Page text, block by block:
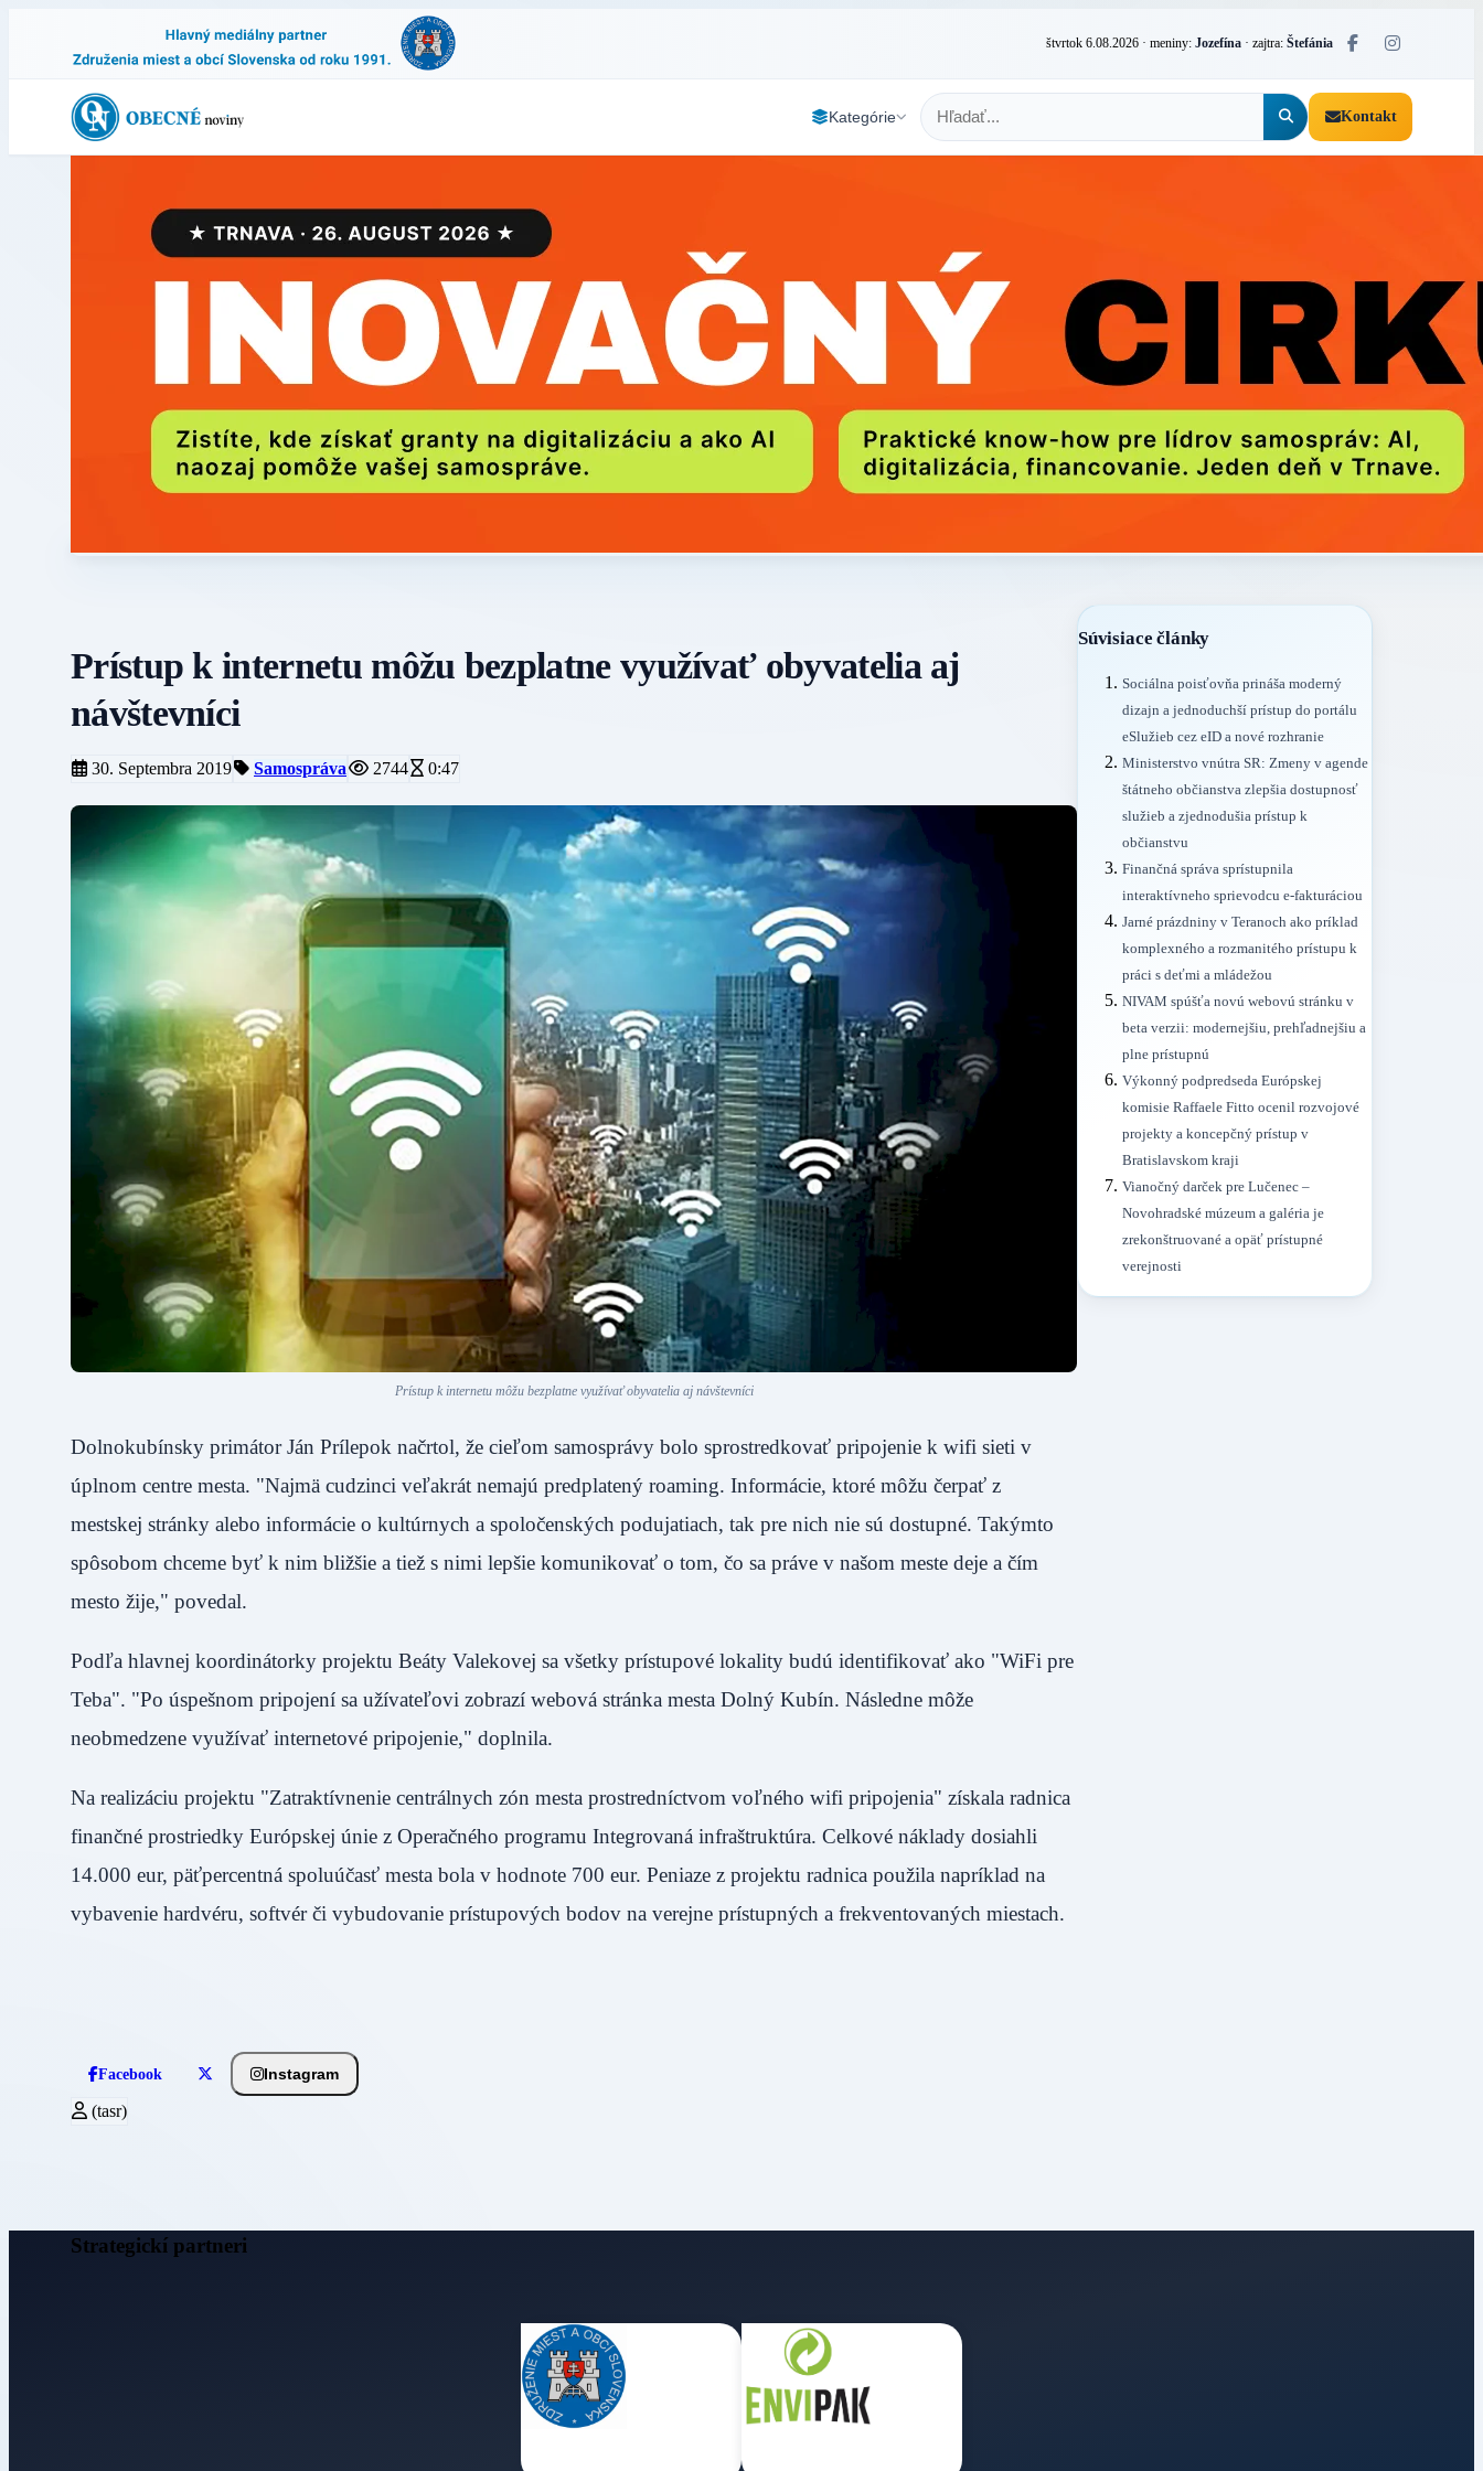
štvrtok 6.08.2026 · meniny: Jozefína · zajtra: Štefánia
Kategórie Kontakt
Prístup k internetu môžu bezplatne využívať obyvatelia aj
návštevníci
30. Septembra 2019 Samospráva 2744 0:47
Prístup k internetu môžu bezplatne využívať obyvatelia aj návštevníci
Dolnokubínsky primátor Ján Prílepok načrtol, že cieľom samosprávy bolo sprostredkovať pripojenie k wifi sieti v
úplnom centre mesta. "Najmä cudzinci veľakrát nemajú predplatený roaming. Informácie, ktoré môžu čerpať z
mestskej stránky alebo informácie o kultúrnych a spoločenských podujatiach, tak pre nich nie sú dostupné. Takýmto
spôsobom chceme byť k nim bližšie a tiež s nimi lepšie komunikovať o tom, čo sa práve v našom meste deje a čím
mesto žije," povedal.
Podľa hlavnej koordinátorky projektu Beáty Valekovej sa všetky prístupové lokality budú identifikovať ako "WiFi pre
Teba". "Po úspešnom pripojení sa užívateľovi zobrazí webová stránka mesta Dolný Kubín. Následne môže
neobmedzene využívať internetové pripojenie," doplnila.
Na realizáciu projektu "Zatraktívnenie centrálnych zón mesta prostredníctvom voľného wifi pripojenia" získala radnica
finančné prostriedky Európskej únie z Operačného programu Integrovaná infraštruktúra. Celkové náklady dosiahli
14.000 eur, päťpercentná spoluúčasť mesta bola v hodnote 700 eur. Peniaze z projektu radnica použila napríklad na
vybavenie hardvéru, softvér či vybudovanie prístupových bodov na verejne prístupných a frekventovaných miestach.
Facebook Instagram
(tasr)
Súvisiace články
Sociálna poisťovňa prináša moderný
dizajn a jednoduchší prístup do portálu
eSlužieb cez eID a nové rozhranie
Ministerstvo vnútra SR: Zmeny v agende
štátneho občianstva zlepšia dostupnosť
služieb a zjednodušia prístup k
občianstvu
Finančná správa sprístupnila
interaktívneho sprievodcu e-fakturáciou
Jarné prázdniny v Teranoch ako príklad
komplexného a rozmanitého prístupu k
práci s deťmi a mládežou
NIVAM spúšťa novú webovú stránku v
beta verzii: modernejšiu, prehľadnejšiu a
plne prístupnú
Výkonný podpredseda Európskej
komisie Raffaele Fitto ocenil rozvojové
projekty a koncepčný prístup v
Bratislavskom kraji
Vianočný darček pre Lučenec –
Novohradské múzeum a galéria je
zrekonštruované a opäť prístupné
verejnosti
Strategickí partneri